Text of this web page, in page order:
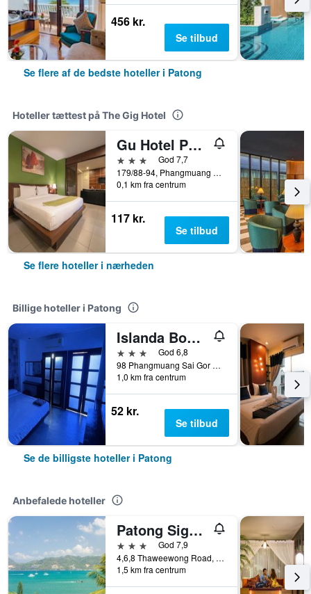
456 kr.
Se tilbud
Se flere af de bedste hoteller i Patong
Hoteller tættest på The Gig Hotel
Gu Hotel Patong
3 stjernerGod 7,7
179/88-94, Phangmuang Sai Ko Road, Patong, Thailand
0,1 km fra centrum
117 kr.
Se tilbud
Se flere hoteller i nærheden
Billige hoteller i Patong
Islanda Boutique Hotel
3 stjernerGod 6,8
98 Phangmuang Sai Gor Road, Patong, Thailand
1,0 km fra centrum
52 kr.
Se tilbud
Se de billigste hoteller i Patong
Anbefalede hoteller
Patong Signature Boutique Hotel
3 stjernerGod 7,9
4,6,8 Thaweewong Road, Patong, Thailand
1,5 km fra centrum